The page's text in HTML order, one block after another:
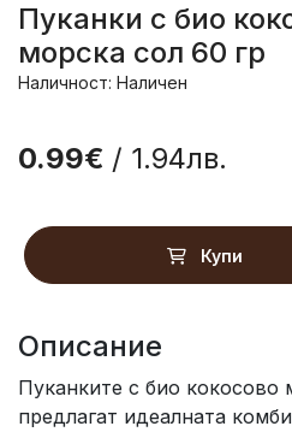
Пуканки с био
морска сол 60 гр
Наличност: Наличен
0.99€ / 1.94лв.
Купи
Описание
Пуканките с био кокосово
предлагат идеалната